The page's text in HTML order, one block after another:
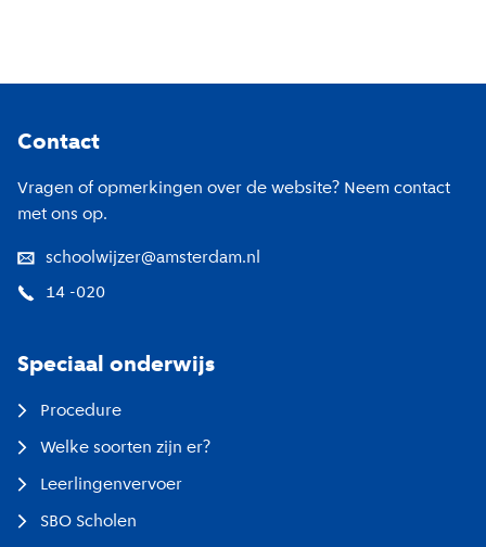
Contact
Vragen of opmerkingen over de website? Neem contact
met ons op.
schoolwijzer@amsterdam.nl
14 -020
Speciaal onderwijs
Procedure
Welke soorten zijn er?
Leerlingenvervoer
SBO Scholen